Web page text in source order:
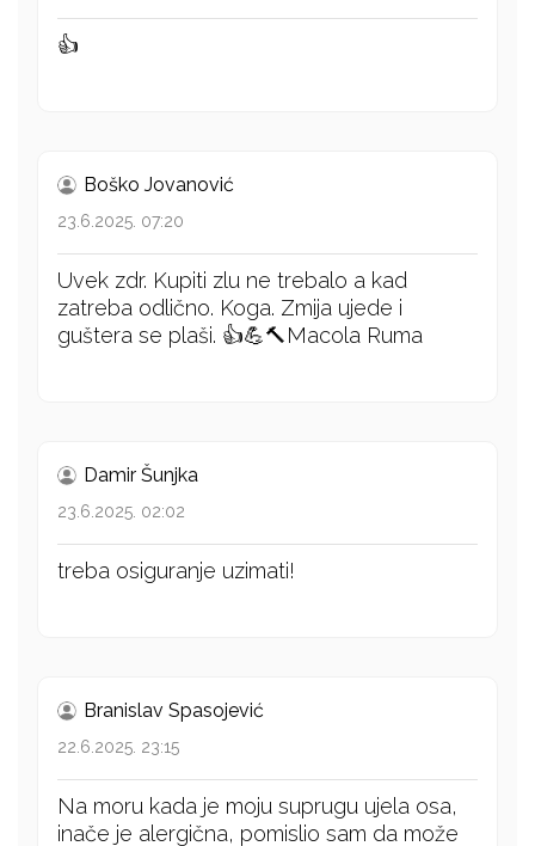
👍
Boško Jovanović
23.6.2025. 07:20
Uvek zdr. Kupiti zlu ne trebalo a kad
zatreba odlično. Koga. Zmija ujede i
guštera se plaši. 👍💪🔨Macola Ruma
Damir Šunjka
23.6.2025. 02:02
treba osiguranje uzimati!
Branislav Spasojević
22.6.2025. 23:15
Na moru kada je moju suprugu ujela osa,
inače je alergična, pomislio sam da može